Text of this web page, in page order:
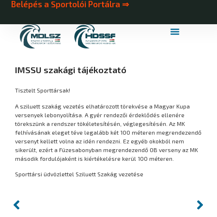
Belépés a Sportolói Portálra ⇒
IMSSU szakági tájékoztató
Tisztelt Sporttársak!
A sziluett szakág vezetés elhatározott törekvése a Magyar Kupa
versenyek lebonyolítása. A gyér rendezői érdeklődés ellenére
törekszünk a rendszer tökéletesítésén, véglegesítésén. Az MK
felhívásának eleget téve legalább két 100 méteren megrendezendő
versenyt kellett volna az idén rendezni. Ez egyéb okokból nem
sikerült, ezért a Füzesabonyban megrendezendő OB verseny az MK
második fordulójaként is kiértékelésre kerül 100 méteren.
Sporttársi üdvözlettel Sziluett Szakág vezetése